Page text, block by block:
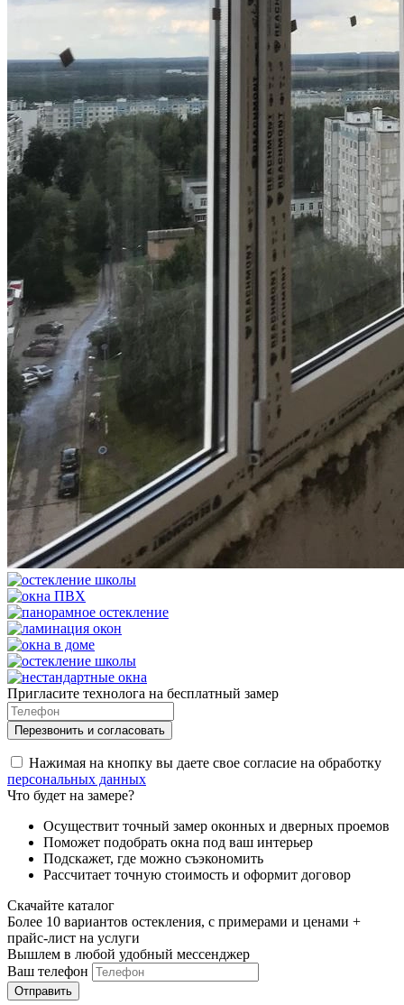
Пригласите технолога на бесплатный замер
Нажимая на кнопку вы даете свое согласие на обработку
персональных данных
Что будет на замере?
Осуществит точный замер оконных и дверных проемов
Поможет подобрать окна под ваш интерьер
Подскажет, где можно съэкономить
Рассчитает точную стоимость и оформит договор
Скачайте каталог
Более 10 вариантов остекления, с примерами и ценами +
прайс-лист на услуги
Вышлем в любой удобный мессенджер
Ваш телефон